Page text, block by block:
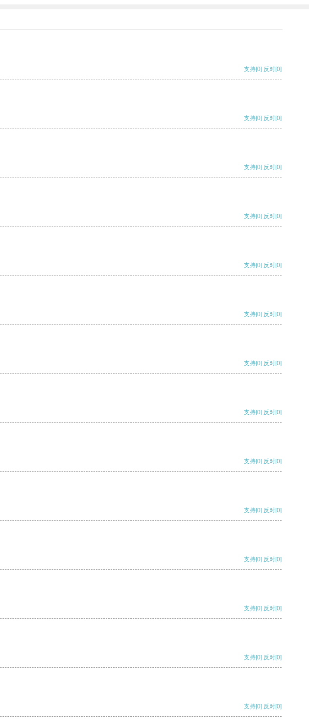
支持[0] 反对[0]
支持[0] 反对[0]
支持[0] 反对[0]
支持[0] 反对[0]
支持[0] 反对[0]
支持[0] 反对[0]
支持[0] 反对[0]
支持[0] 反对[0]
支持[0] 反对[0]
支持[0] 反对[0]
支持[0] 反对[0]
支持[0] 反对[0]
支持[0] 反对[0]
支持[0] 反对[0]